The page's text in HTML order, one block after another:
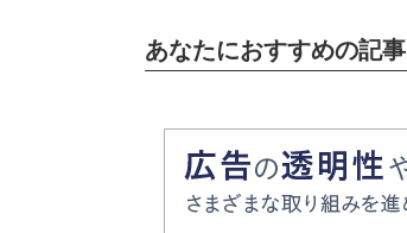
あなたにおすすめの記事